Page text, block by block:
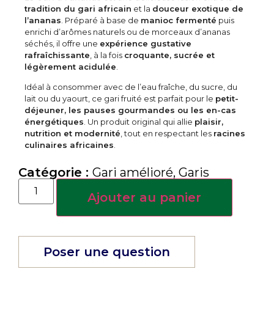
tradition du gari africain et la douceur exotique de
l’ananas . Préparé à base de manioc fermenté puis
enrichi d’arômes naturels ou de morceaux d’ananas
séchés, il offre une expérience gustative
rafraîchissante , à la fois croquante, sucrée et
légèrement acidulée
Idéal à consommer avec de l’eau fraîche, du sucre, du
lait ou du yaourt, ce gari fruité est parfait pour le petit-
déjeuner, les pauses gourmandes ou les en-cas
énergétiques . Un produit original qui allie plaisir,
nutrition et modernité , tout en respectant les racines
culinaires africaines
Catégorie : Gari amélioré, Garis
Ajouter au panier
Poser une question